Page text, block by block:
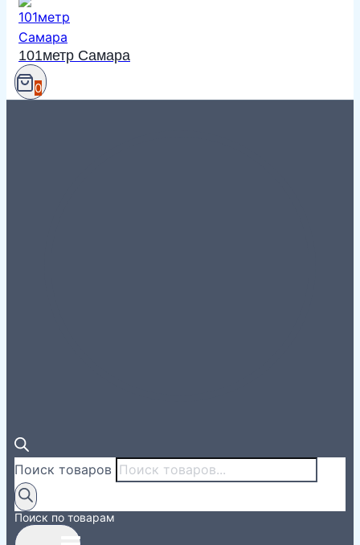
101метр Самара
0
Поиск товаров
Поиск по товарам